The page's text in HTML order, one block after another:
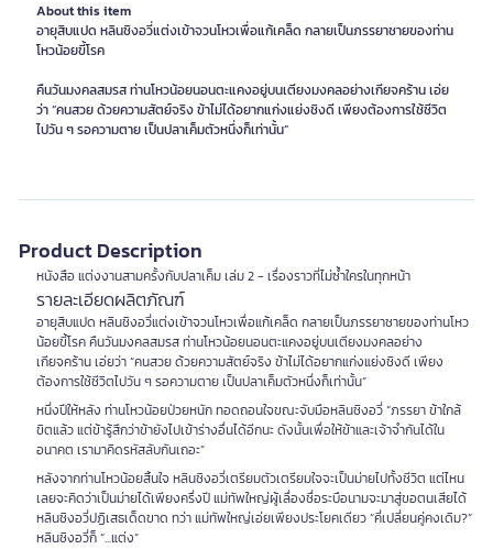
About this item
อายุสิบแปด หลินชิงอวี่แต่งเข้าจวนโหวเพื่อแก้เคล็ด กลายเป็นภรรยาชายของท่าน
โหวน้อยขี้โรค
คืนวันมงคลสมรส ท่านโหวน้อยนอนตะแคงอยู่บนเตียงมงคลอย่างเกียจคร้าน เอ่ย
ว่า “คนสวย ด้วยความสัตย์จริง ข้าไม่ได้อยากแก่งแย่งชิงดี เพียงต้องการใช้ชีวิต
ไปวัน ๆ รอความตาย เป็นปลาเค็มตัวหนึ่งก็เท่านั้น”
Product Description
หนังสือ แต่งงานสามครั้งกับปลาเค็ม เล่ม 2 - เรื่องราวที่ไม่ซ้ำใครในทุกหน้า
รายละเอียดผลิตภัณฑ์
อายุสิบแปด หลินชิงอวี่แต่งเข้าจวนโหวเพื่อแก้เคล็ด กลายเป็นภรรยาชายของท่านโหว
น้อยขี้โรค คืนวันมงคลสมรส ท่านโหวน้อยนอนตะแคงอยู่บนเตียงมงคลอย่าง
เกียจคร้าน เอ่ยว่า “คนสวย ด้วยความสัตย์จริง ข้าไม่ได้อยากแก่งแย่งชิงดี เพียง
ต้องการใช้ชีวิตไปวัน ๆ รอความตาย เป็นปลาเค็มตัวหนึ่งก็เท่านั้น”
หนึ่งปีให้หลัง ท่านโหวน้อยป่วยหนัก ทอดถอนใจขณะจับมือหลินชิงอวี่ “ภรรยา ข้าใกล้
ขิตแล้ว แต่ข้ารู้สึกว่าข้ายังไปเข้าร่างอื่นได้อีกนะ ดังนั้นเพื่อให้ข้าและเจ้าจำกันได้ใน
อนาคต เรามาคิดรหัสลับกันเถอะ”
หลังจากท่านโหวน้อยสิ้นใจ หลินชิงอวี่เตรียมตัวเตรียมใจจะเป็นม่ายไปทั้งชีวิต แต่ไหน
เลยจะคิดว่าเป็นม่ายได้เพียงครึ่งปี แม่ทัพใหญ่ผู้เลื่องชื่อระบือนามจะมาสู่ขอตนเสียได้
หลินชิงอวี่ปฏิเสธเด็ดขาด ทว่า แม่ทัพใหญ่เอ่ยเพียงประโยคเดียว “คี่เปลี่ยนคู่คงเดิม?”
หลินชิงอวี่ก็ “...แต่ง”